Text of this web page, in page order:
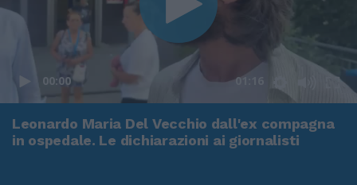
00:00 01:16
Leonardo Maria Del Vecchio dall'ex compagna
in ospedale. Le dichiarazioni ai giornalisti